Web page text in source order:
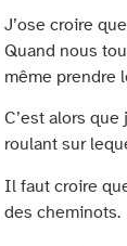
J’ose croire
Quand nous
même prendre
C’est alors
roulant sur
Il faut croire
des cheminots.